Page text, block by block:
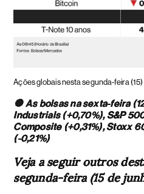
Ações globais nesta segunda-feira
🔘 As bolsas na sexta-feira
Industrials (+0,70%), S&P
Composite (+0,31%), Stoxx
(-0,21%)
Veja a seguir outros
segunda-feira (15 de